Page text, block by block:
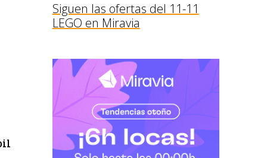
Siguen las ofertas del 11-11
LEGO en Miravia